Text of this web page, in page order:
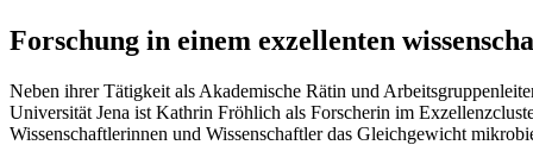
Forschung in einem exzellenten
Neben ihrer Tätigkeit als Akademische Rätin und
Universität Jena ist Kathrin Fröhlich als Forscherin im
Wissenschaftlerinnen und Wissenschaftler das Gleichgewicht